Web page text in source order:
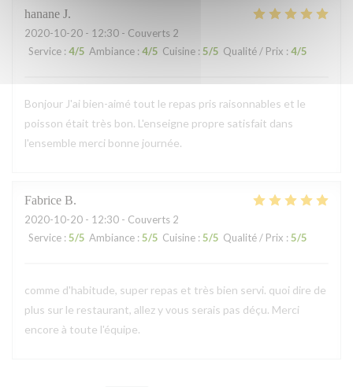
hanane J
2020-10-20 - 12:30 - Couverts 2
Service : 4/5 Ambiance : 4/5 Cuisine : 5/5 Qualité / Prix : 4/5
Bonjour J'ai bien-aimé tout le repas pris raisonnables et le
poisson était très bon. L'enseigne propre satisfait dans
l'ensemble merci bonne journée.
Fabrice B
2020-10-20 - 12:30 - Couverts 2
Service : 5/5 Ambiance : 5/5 Cuisine : 5/5 Qualité / Prix : 5/5
comme d'habitude, super repas et très bien servi. quoi dire de
plus sur le restaurant, allez y vous serais pas déçu. Merci
encore à toute l'équipe.